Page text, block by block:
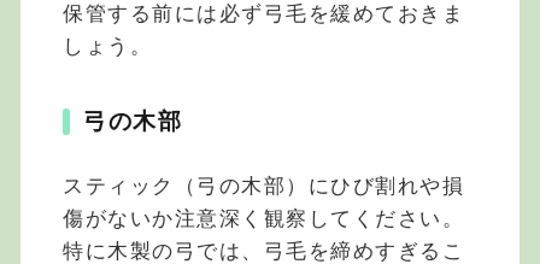
保管する前には必ず弓毛を緩めておきま
しょう。
弓の木部
スティック（弓の木部）にひび割れや損
傷がないか注意深く観察してください。
特に木製の弓では、弓毛を締めすぎるこ